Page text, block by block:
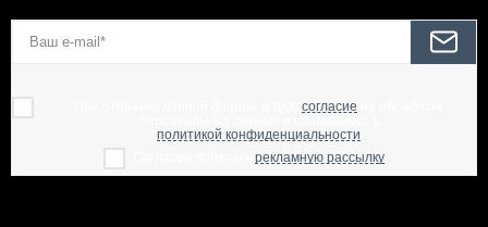
согласие
политикой конфиденциальности
рекламную рассылку